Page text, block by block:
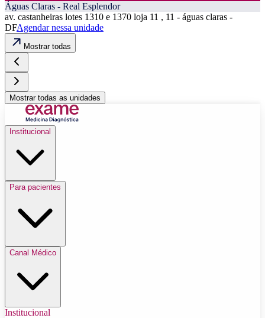
Águas Claras - Real Esplendor
av. castanheiras lotes 1310 e 1370 loja 11 , 11 - águas claras -
DFAgendar nessa unidade
Mostrar todas
Mostrar todas as unidades
Institucional
Para pacientes
Canal Médico
Institucional